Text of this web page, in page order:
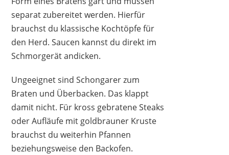
separat zubereitet werden. Hierfür
brauchst du klassische Kochtöpfe für
den Herd. Saucen kannst du direkt im
Schmorgerät andicken.
Ungeeignet sind Schongarer zum
Braten und Überbacken. Das klappt
damit nicht. Für kross gebratene Steaks
oder Aufläufe mit goldbrauner Kruste
brauchst du weiterhin Pfannen
beziehungsweise den Backofen.